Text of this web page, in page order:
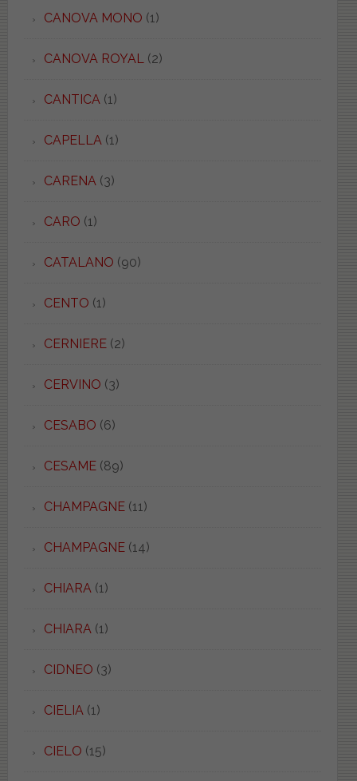
CANOVA MONO (1)
CANOVA ROYAL(2)
CANTICA(1)
CAPELLA(1)
CARENA(3)
CARO (1)
CATALANO (90)
CENTO (1)
CERNIERE(2)
CERVINO (3)
CESABO (6)
CESAME(89)
CHAMPAGNE(11)
CHAMPAGNE(14)
CHIARA(1)
CHIARA(1)
CIDNEO (3)
CIELIA(1)
CIELO (15)